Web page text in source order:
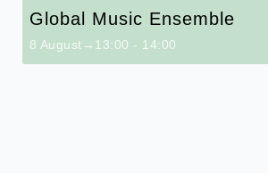
Global Music Ensemble
8 August→13:00 - 14:00